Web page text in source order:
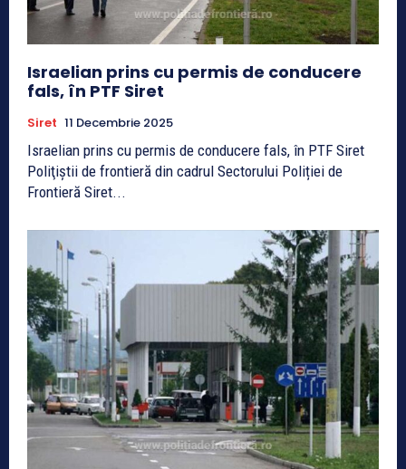
Israelian prins cu permis de conducere
fals, în PTF Siret
Siret 11 Decembrie 2025
Israelian prins cu permis de conducere fals, în PTF Siret
Poliţiştii de frontieră din cadrul Sectorului Poliției de
Frontieră Siret...